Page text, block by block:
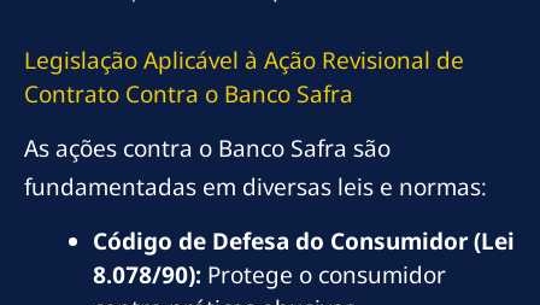
Legislação Aplicável à Ação Revisional de
Contrato Contra o Banco Safra
As ações contra o Banco Safra são
fundamentadas em diversas leis e normas:
Código de Defesa do Consumidor (Lei
8.078/90): Protege o consumidor